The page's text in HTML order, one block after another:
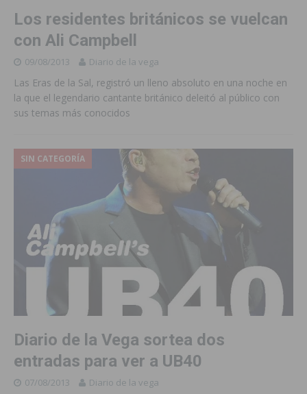
Los residentes británicos se vuelcan
con Ali Campbell
09/08/2013 Diario de la vega
Las Eras de la Sal, registró un lleno absoluto en una noche en
la que el legendario cantante británico deleitó al público con
sus temas más conocidos
SIN CATEGORÍA
Diario de la Vega sortea dos
entradas para ver a UB40
07/08/2013 Diario de la vega